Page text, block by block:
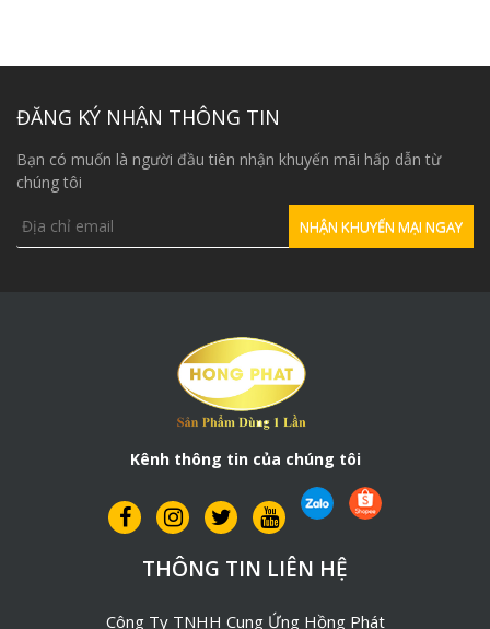
ĐĂNG KÝ NHẬN THÔNG TIN
Bạn có muốn là người đầu tiên nhận khuyến mãi hấp dẫn từ
chúng tôi
Kênh thông tin của chúng tôi
THÔNG TIN LIÊN HỆ
Công Ty TNHH Cung Ứng Hồng Phát